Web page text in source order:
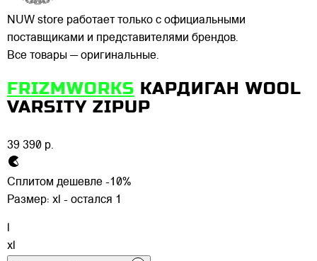
NUW store работает только с официальными
поставщиками и представителями брендов.
Все товары — оригинальные.
FRIZMWORKS КАРДИГАН WOOL
VARSITY ZIPUP
39 390 р.
Сплитом дешевле -10%
Размер: xl - остался 1
xl